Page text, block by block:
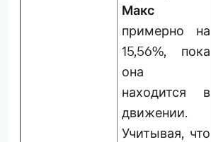
Макс
примерно на
15,56%, пока
она
находится в
движении.
Учитывая, что